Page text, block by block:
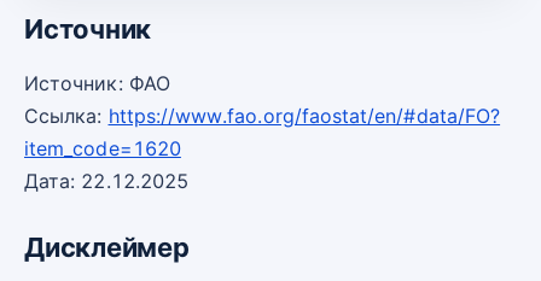
Источник
Источник: ФАО
Ссылка: https://www.fao.org/faostat/en/#data/FO?
item_code=1620
Дата: 22.12.2025
Дисклеймер